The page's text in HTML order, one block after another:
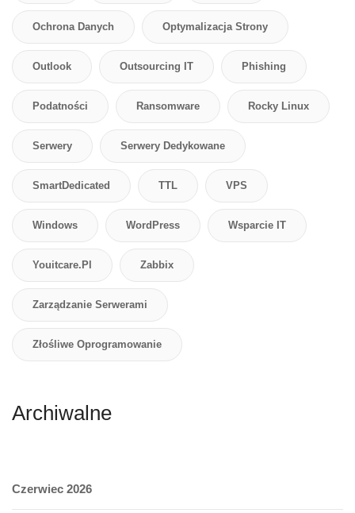
Ochrona Danych Optymalizacja Strony
Outlook Outsourcing IT Phishing
Podatności Ransomware Rocky Linux
Serwery Serwery Dedykowane
SmartDedicated TTL VPS
Windows WordPress Wsparcie IT
Youitcare.pl Zabbix
Zarządzanie Serwerami
Złośliwe Oprogramowanie
Archiwalne
Czerwiec 2026